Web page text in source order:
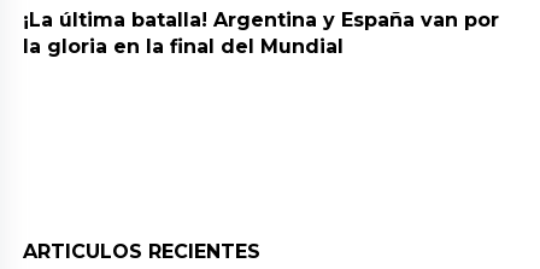
¡La última batalla! Argentina y España van por
la gloria en la final del Mundial
ARTICULOS RECIENTES